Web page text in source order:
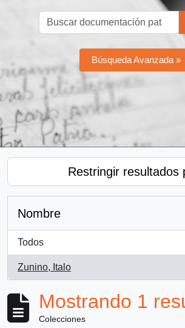
Búsqueda Avanzada »
Restringir resultados
Nombre
Todos
Zunino, Italo
, 1 resultados
Mostrando 1
Colecciones